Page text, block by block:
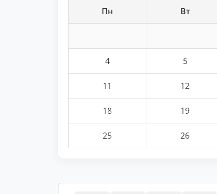
Пн Вт
4 5
11 12
18 19
25 26